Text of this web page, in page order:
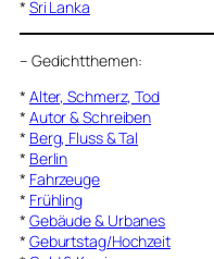
* Sri Lanka
– Gedichtthemen:
* Alter, Schmerz, Tod
* Autor & Schreiben
* Berg, Fluss & Tal
* Berlin
* Fahrzeuge
* Frühling
* Gebäude & Urbanes
* Geburtstag/Hochzeit